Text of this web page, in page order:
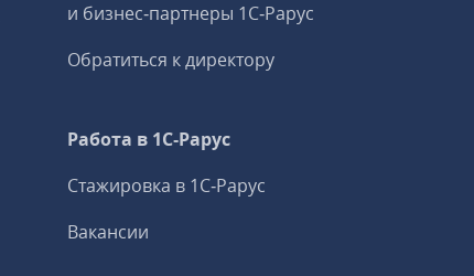
и бизнес‑партнеры 1С‑Рарус
Обратиться к директору
Работа в 1С‑Рарус
Стажировка в 1С‑Рарус
Вакансии